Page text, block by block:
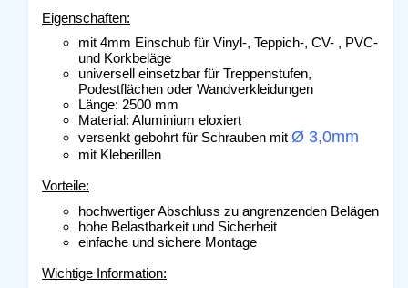
Eigenschaften:
mit 4mm Einschub für Vinyl-, Teppich-, CV- , PVC-
und Korkbeläge
universell einsetzbar für Treppenstufen,
Podestflächen oder Wandverkleidungen
Länge: 2500 mm
Material: Aluminium eloxiert
versenkt gebohrt für Schrauben mit Ø 3,0mm
mit Kleberillen
Vorteile:
hochwertiger Abschluss zu angrenzenden Belägen
hohe Belastbarkeit und Sicherheit
einfache und sichere Montage
Wichtige Information: